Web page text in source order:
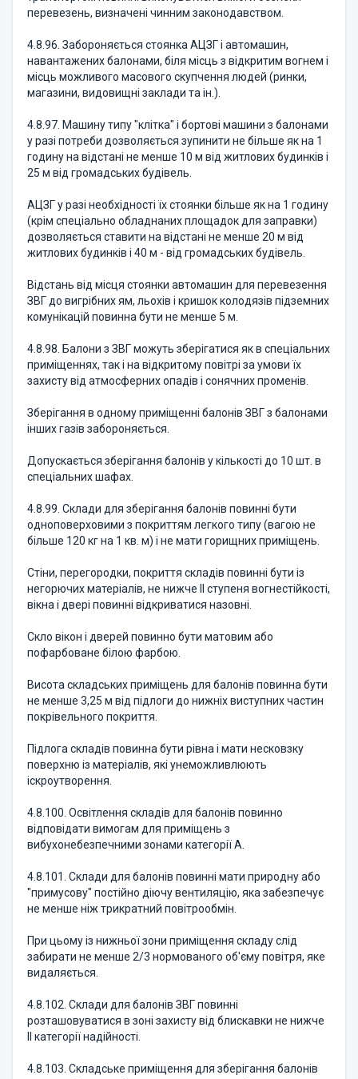
перевезень, визначені чинним законодавством.
4.8.96. Забороняється стоянка АЦЗГ і автомашин,
навантажених балонами, біля місць з відкритим вогнем і
місць можливого масового скупчення людей (ринки,
магазини, видовищні заклади та ін.).
4.8.97. Машину типу "клітка" і бортові машини з балонами
у разі потреби дозволяється зупинити не більше як на 1
годину на відстані не менше 10 м від житлових будинків і
25 м від громадських будівель.
АЦЗГ у разі необхідності їх стоянки більше як на 1 годину
(крім спеціально обладнаних площадок для заправки)
дозволяється ставити на відстані не менше 20 м від
житлових будинків і 40 м - від громадських будівель.
Відстань від місця стоянки автомашин для перевезення
ЗВГ до вигрібних ям, льохів і кришок колодязів підземних
комунікацій повинна бути не менше 5 м.
4.8.98. Балони з ЗВГ можуть зберігатися як в спеціальних
приміщеннях, так і на відкритому повітрі за умови їх
захисту від атмосферних опадів і сонячних променів.
Зберігання в одному приміщенні балонів ЗВГ з балонами
інших газів забороняється.
Допускається зберігання балонів у кількості до 10 шт. в
спеціальних шафах.
4.8.99. Склади для зберігання балонів повинні бути
одноповерховими з покриттям легкого типу (вагою не
більше 120 кг на 1 кв. м) і не мати горищних приміщень.
Стіни, перегородки, покриття складів повинні бути із
негорючих матеріалів, не нижче II ступеня вогнестійкості,
вікна і двері повинні відкриватися назовні.
Скло вікон і дверей повинно бути матовим або
пофарбоване білою фарбою.
Висота складських приміщень для балонів повинна бути
не менше 3,25 м від підлоги до нижніх виступних частин
покрівельного покриття.
Підлога складів повинна бути рівна і мати несковзку
поверхню із матеріалів, які унеможливлюють
іскроутворення.
4.8.100. Освітлення складів для балонів повинно
відповідати вимогам для приміщень з
вибухонебезпечними зонами категорії А.
4.8.101. Склади для балонів повинні мати природну або
"примусову" постійно діючу вентиляцію, яка забезпечує
не менше ніж трикратний повітрообмін.
При цьому із нижньої зони приміщення складу слід
забирати не менше 2/3 нормованого об'єму повітря, яке
видаляється.
4.8.102. Склади для балонів ЗВГ повинні
розташовуватися в зоні захисту від блискавки не нижче
II категорії надійності.
4.8.103. Складське приміщення для зберігання балонів